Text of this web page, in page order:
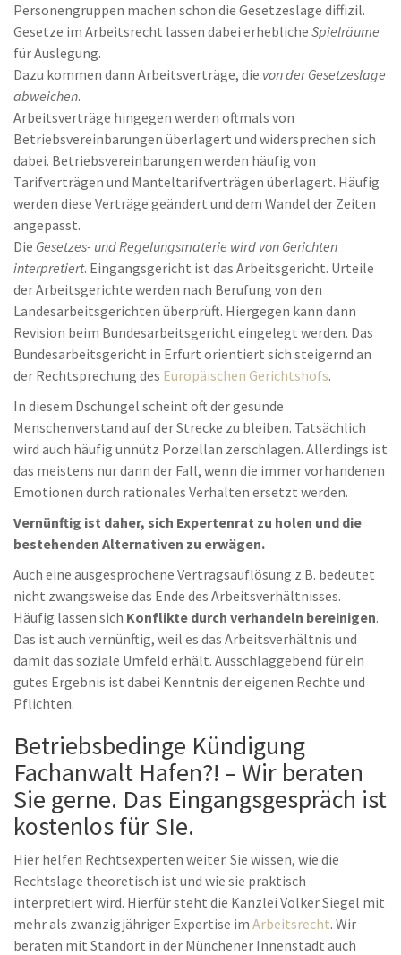
Personengruppen machen schon die Gesetzeslage diffizil.
Gesetze im Arbeitsrecht lassen dabei erhebliche Spielräume
für Auslegung.
Dazu kommen dann Arbeitsverträge, die von der Gesetzeslage
abweichen.
Arbeitsverträge hingegen werden oftmals von
Betriebsvereinbarungen überlagert und widersprechen sich
dabei. Betriebsvereinbarungen werden häufig von
Tarifverträgen und Manteltarifverträgen überlagert. Häufig
werden diese Verträge geändert und dem Wandel der Zeiten
angepasst.
Die Gesetzes- und Regelungsmaterie wird von Gerichten
interpretiert. Eingangsgericht ist das Arbeitsgericht. Urteile
der Arbeitsgerichte werden nach Berufung von den
Landesarbeitsgerichten überprüft. Hiergegen kann dann
Revision beim Bundesarbeitsgericht eingelegt werden. Das
Bundesarbeitsgericht in Erfurt orientiert sich steigernd an
der Rechtsprechung des Europäischen Gerichtshofs.
In diesem Dschungel scheint oft der gesunde
Menschenverstand auf der Strecke zu bleiben. Tatsächlich
wird auch häufig unnütz Porzellan zerschlagen. Allerdings ist
das meistens nur dann der Fall, wenn die immer vorhandenen
Emotionen durch rationales Verhalten ersetzt werden.
Vernünftig ist daher, sich Expertenrat zu holen und die
bestehenden Alternativen zu erwägen.
Auch eine ausgesprochene Vertragsauflösung z.B. bedeutet
nicht zwangsweise das Ende des Arbeitsverhältnisses.
Häufig lassen sich Konflikte durch verhandeln bereinigen.
Das ist auch vernünftig, weil es das Arbeitsverhältnis und
damit das soziale Umfeld erhält. Ausschlaggebend für ein
gutes Ergebnis ist dabei Kenntnis der eigenen Rechte und
Pflichten.
Betriebsbedinge Kündigung
Fachanwalt Hafen?! – Wir beraten
Sie gerne. Das Eingangsgespräch ist
kostenlos für SIe.
Hier helfen Rechtsexperten weiter. Sie wissen, wie die
Rechtslage theoretisch ist und wie sie praktisch
interpretiert wird. Hierfür steht die Kanzlei Volker Siegel mit
mehr als zwanzigjähriger Expertise im Arbeitsrecht. Wir
beraten mit Standort in der Münchener Innenstadt auch